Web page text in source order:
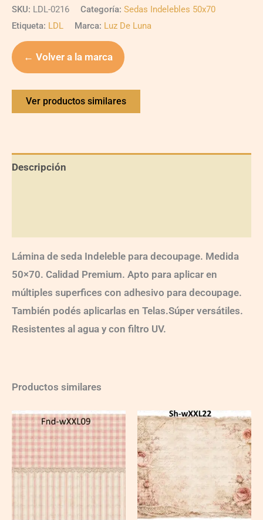
SKU: LDL-0216 Categoría: Sedas Indelebles 50x70
Etiqueta: LDL Marca: Luz De Luna
← Volver a la marca
Ver productos similares
Descripción
Lámina de seda Indeleble para decoupage. Medida
50×70. Calidad Premium. Apto para aplicar en
múltiples superfices con adhesivo para decoupage.
También podés aplicarlas en Telas.Súper versátiles.
Resistentes al agua y con filtro UV.
Productos similares
Fnd-
wXXL09
quantity
ShB-
wXXL22
quantity